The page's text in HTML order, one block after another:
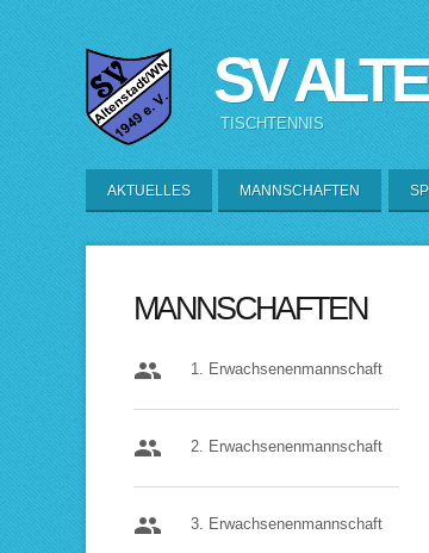
SV
TISCHTENNIS
AKTUELLES MANNSCHAFTEN
MANNSCHAFTEN
people 1. Erwachsenenmannschaft
people 2. Erwachsenenmannschaft
people 3. Erwachsenenmannschaft